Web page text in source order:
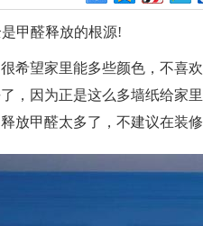
甲醛释放的根源!
希望家里能多些颜色，不喜
，因为正是这么多墙纸给家
放甲醛太多了，不建议在装